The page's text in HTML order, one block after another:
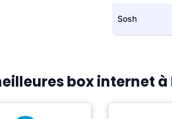
Sosh
box internet